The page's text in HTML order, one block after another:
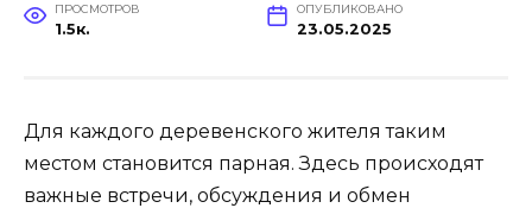
ПРОСМОТРОВ
1.5к.
ОПУБЛИКОВАНО
23.05.2025
Для каждого деревенского жителя таким
местом становится парная. Здесь происходят
важные встречи, обсуждения и обмен